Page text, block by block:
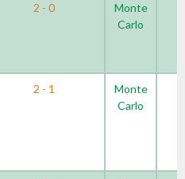
2 - 0
Monte
Carlo
2 - 1
Monte
Carlo